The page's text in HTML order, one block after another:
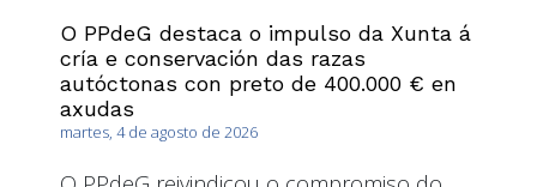
O PPdeG destaca o impulso da Xunta á
cría e conservación das razas
autóctonas con preto de 400.000 € en
axudas
martes, 4 de agosto de 2026